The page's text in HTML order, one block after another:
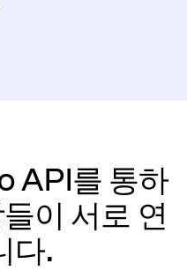
API를 통하
이 서로 연
다.